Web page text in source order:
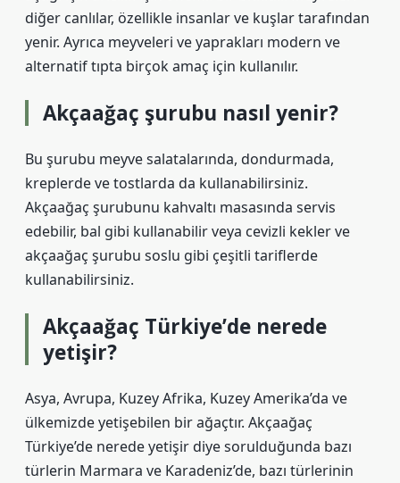
diğer canlılar, özellikle insanlar ve kuşlar tarafından
yenir. Ayrıca meyveleri ve yaprakları modern ve
alternatif tıpta birçok amaç için kullanılır.
Akçaağaç şurubu nasıl yenir?
Bu şurubu meyve salatalarında, dondurmada,
kreplerde ve tostlarda da kullanabilirsiniz.
Akçaağaç şurubunu kahvaltı masasında servis
edebilir, bal gibi kullanabilir veya cevizli kekler ve
akçaağaç şurubu soslu gibi çeşitli tariflerde
kullanabilirsiniz.
Akçaağaç Türkiye’de nerede
yetişir?
Asya, Avrupa, Kuzey Afrika, Kuzey Amerika’da ve
ülkemizde yetişebilen bir ağaçtır. Akçaağaç
Türkiye’de nerede yetişir diye sorulduğunda bazı
türlerin Marmara ve Karadeniz’de, bazı türlerinin